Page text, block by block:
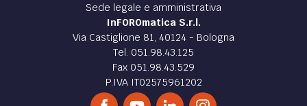
Sede legale e amministrativa
InFOROmatica S.r.l.
Via Castiglione 81, 40124 - Bologna
Tel. 051.98.43.125
Fax 051.98.43.529
P.IVA IT02575961202